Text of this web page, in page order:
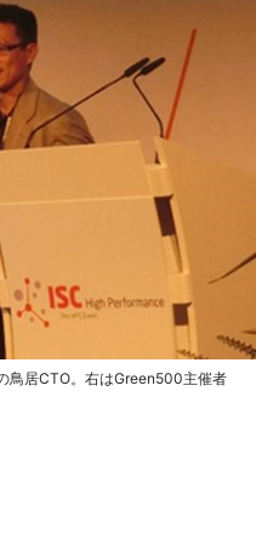
鳥居CTO。右はGreen500主催者